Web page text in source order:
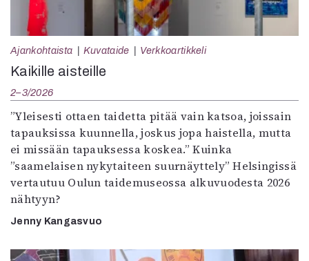
Ajankohtaista Kuvataide Verkkoartikkeli
Kaikille aisteille
2–3/2026
”Yleisesti ottaen taidetta pitää vain katsoa, joissain
tapauksissa kuunnella, joskus jopa haistella, mutta
ei missään tapauksessa koskea.” Kuinka
”saamelaisen nykytaiteen suurnäyttely” Helsingissä
vertautuu Oulun taidemuseossa alkuvuodesta 2026
nähtyyn?
Jenny Kangasvuo